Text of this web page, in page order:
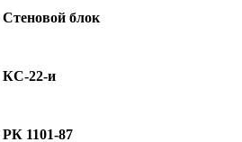
Стеновой блок
КС-22-и
РК 1101-87